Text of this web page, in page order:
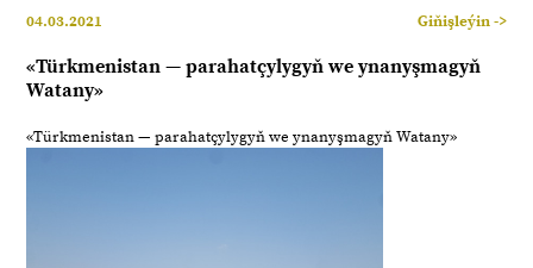
04.03.2021 Giňişleýin ->
«Türkmenistan — parahatçylygyň we ynanyşmagyň
Watany»
«Türkmenistan — parahatçylygyň we ynanyşmagyň Watany»